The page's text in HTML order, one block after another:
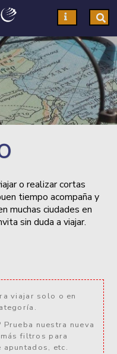
o realizar cortas
tiempo acompaña y
muchas ciudades en
sin duda a viajar.
viajar solo o en
nuestra nueva
filtros para
etc.